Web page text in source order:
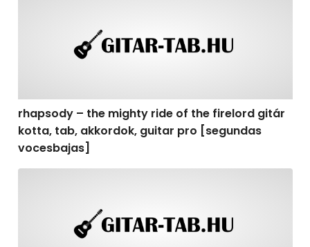
rhapsody – the mighty ride of the firelord gitár
kotta, tab, akkordok, guitar pro [segundas
vocesbajas]